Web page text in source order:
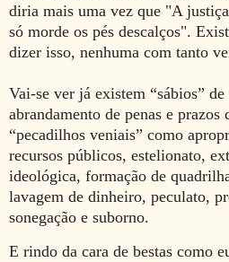
diria mais uma vez que "A
só morde os pés descalços".
dizer isso, nenhuma com tanto
Vai-se ver já existem “sábios”
abrandamento de penas e
“pecadilhos veniais” como
recursos públicos, estelionato,
ideológica, formação de
lavagem de dinheiro, peculato,
sonegação e suborno.
E rindo da cara de bestas como